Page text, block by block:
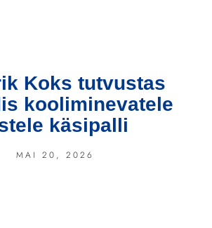
Koks tutvustas
kooliminevatele
käsipalli
MAI 20, 2026